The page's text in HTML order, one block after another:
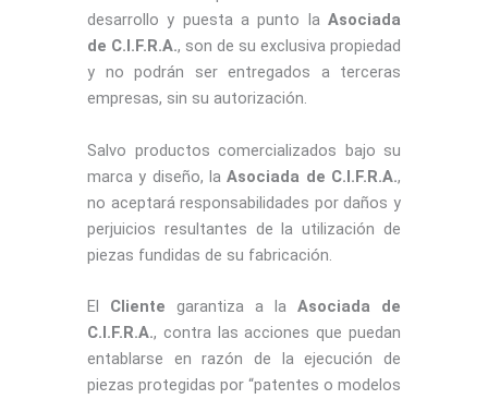
desarrollo y puesta a punto la Asociada
de C.I.F.R.A., son de su exclusiva propiedad
y no podrán ser entregados a terceras
empresas, sin su autorización.
Salvo productos comercializados bajo su
marca y diseño, laAsociada de C.I.F.R.A.,
no aceptará responsabilidades por daños y
perjuicios resultantes de la utilización de
piezas fundidas de su fabricación.
El Cliente garantiza a la Asociada de
C.I.F.R.A., contra las acciones que puedan
entablarse en razón de la ejecución de
piezas protegidas por “patentes o modelos